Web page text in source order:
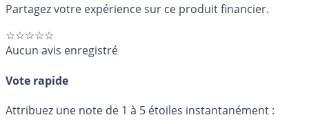
Partagez votre expérience sur ce produit financier.
☆☆☆☆☆
Aucun avis enregistré
Vote rapide
Attribuez une note de 1 à 5 étoiles instantanément :